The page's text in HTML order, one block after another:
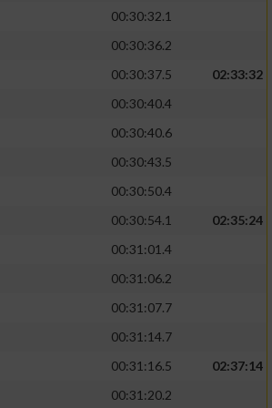
00:30:32.1
00:30:36.2
00:30:37.5
02:33:32
00:30:40.4
00:30:40.6
00:30:43.5
00:30:50.4
00:30:54.1
02:35:24
00:31:01.4
00:31:06.2
00:31:07.7
00:31:14.7
00:31:16.5
02:37:14
00:31:20.2